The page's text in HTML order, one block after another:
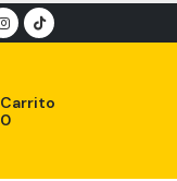
Carrito
0